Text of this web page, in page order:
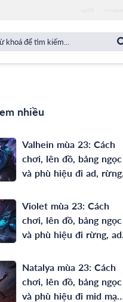
nhiều
Valhein mùa 23: Cách
chơi, lên đồ, bảng ngọc
và phù hiệu đi ad, rừng
Violet mùa 23: Cách
chơi, lên đồ, bảng ngọc
và phù hiệu đi rừng, ad
Natalya mùa 23: Cách
chơi, lên đồ, bảng ngọc
và phù hiệu đi mid mạnh